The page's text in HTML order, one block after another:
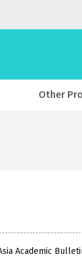
Other
Academic